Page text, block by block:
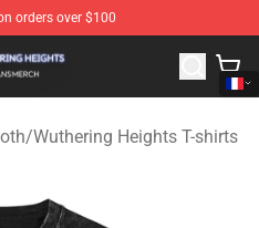
orders over $100
- Official Wuthering Heights
/Wuthering Heights T-shirts